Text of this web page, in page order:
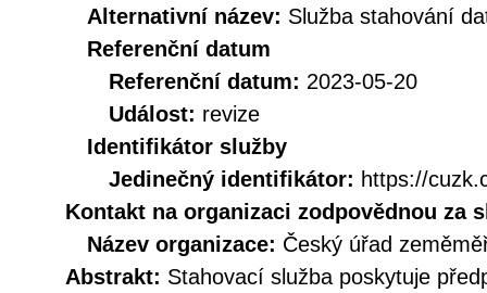
Alternativní název: Služba stahování
Referenční datum
Referenční datum: 2023-05-20
Událost: revize
Identifikátor služby
Jedinečný identifikátor: https://
Kontakt na organizaci zodpovědnou za
Název organizace: Český úřad
Abstrakt: Stahovací služba poskytuje